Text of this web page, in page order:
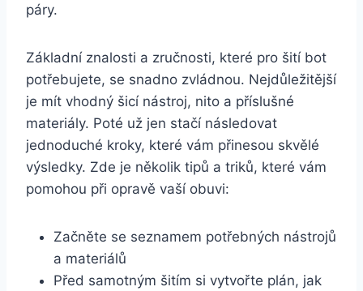
páry.
Základní znalosti a zručnosti, které pro⁤ šití bot
potřebujete, ‍se‌ snadno zvládnou. Nejdůležitější
je mít​ vhodný šicí‍ nástroj, nito a příslušné
materiály. Poté už jen stačí následovat
jednoduché⁤ kroky, které vám přinesou skvělé
výsledky. Zde je několik ⁣tipů a triků, ‌které ‌vám
pomohou ​při ‌opravě vaší obuvi:
Začněte se seznamem⁣ potřebných nástrojů‍
a materiálů
Před samotným šitím si vytvořte plán, jak